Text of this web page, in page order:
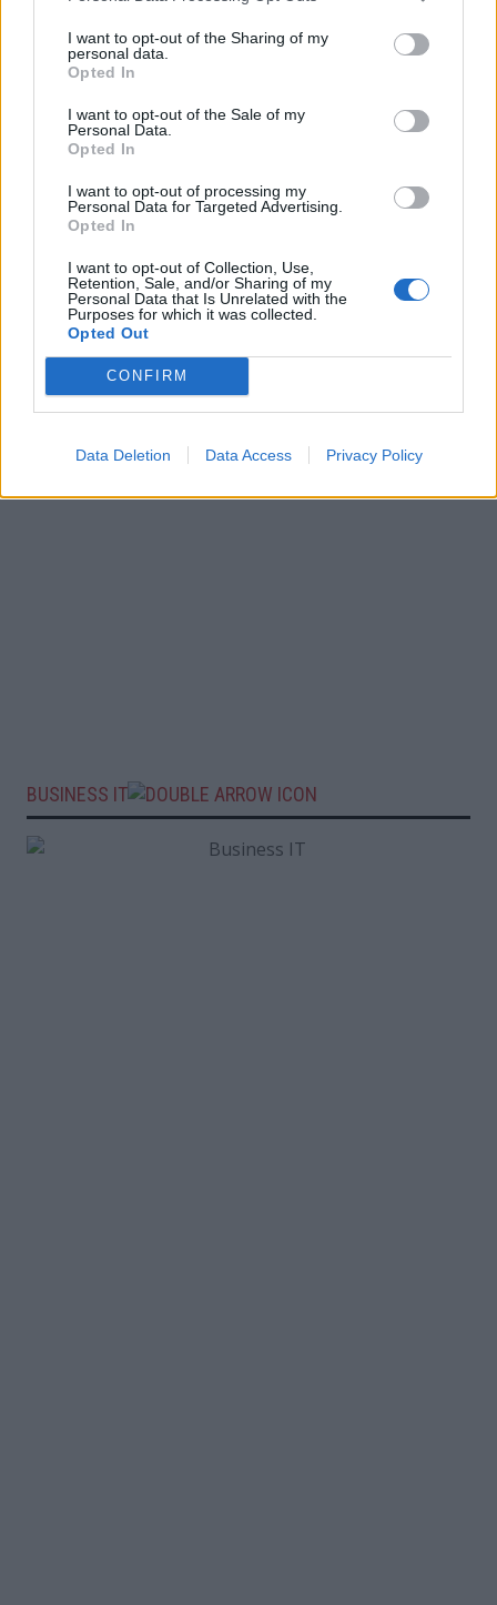
I want to opt-out of the Sharing of my
personal data.
Opted In
I want to opt-out of the Sale of my
Personal Data.
Opted In
I want to opt-out of processing my
Personal Data for Targeted Advertising.
Opted In
I want to opt-out of Collection, Use,
Retention, Sale, and/or Sharing of my
Personal Data that Is Unrelated with the
Purposes for which it was collected.
Opted Out
CONFIRM
Data Deletion Data Access Privacy Policy
BUSINESS IT